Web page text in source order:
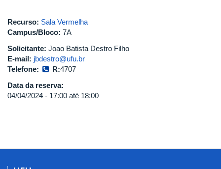
Recurso: Sala Vermelha
Campus/Bloco: 7A
Solicitante: Joao Batista Destro Filho
E-mail: jbdestro@ufu.br
Telefone:
R:4707
Data da reserva:
04/04/2024 - 17:00 até 18:00